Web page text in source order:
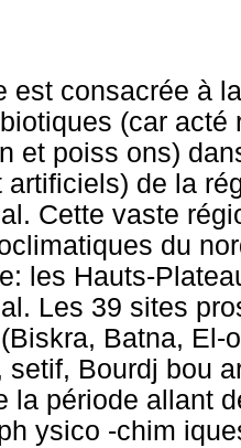
est consacrée à
(car acté
et poiss ons)
artificiels) de la
Cette vaste
du
les Hauts-
Les 39 sites
Batna, El-
setif, Bourdj bou
la période allant
ph ysico -chim